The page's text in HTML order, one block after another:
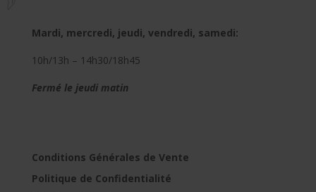
Mardi, mercredi, jeudi, vendredi, samedi:
10h/13h – 14h30/18h45
Fermé le jeudi matin
Conditions Générales de Vente
Politique de Confidentialité